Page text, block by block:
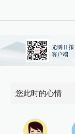
您此时的心情